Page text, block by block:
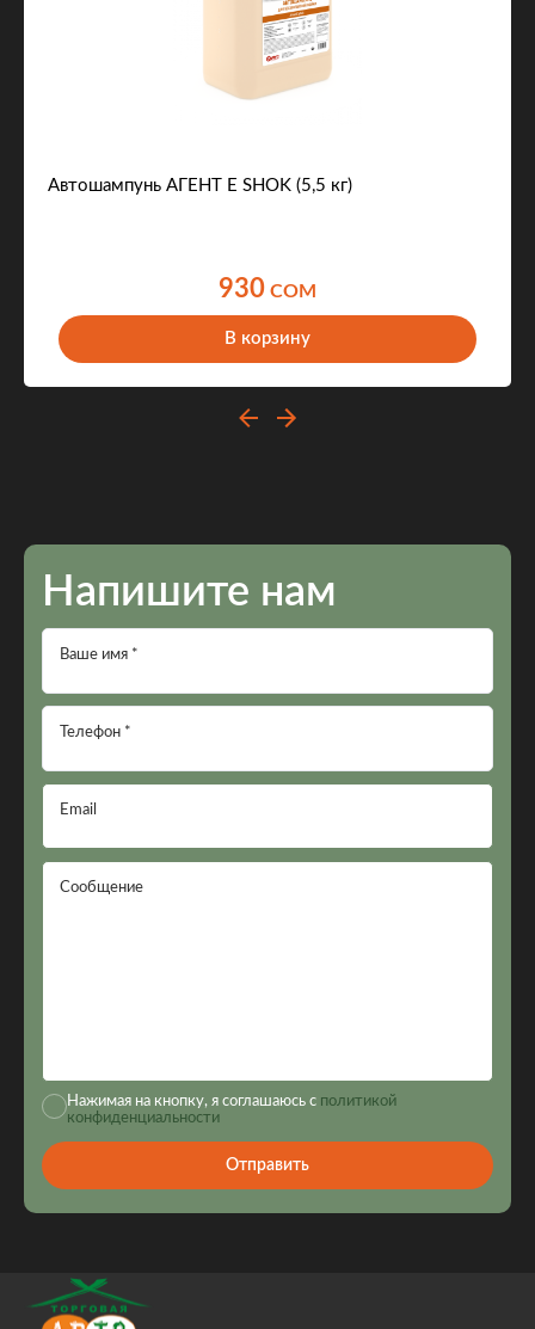
Автошампунь АГЕНТ Е SHOK (5,5 кг)
930 COM
В корзину
Напишите нам
Ваше имя *
Телефон *
Email
Сообщение
Нажимая на кнопку, я соглашаюсь с политикой
конфиденциальности
Отправить